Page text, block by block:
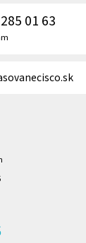
01 63